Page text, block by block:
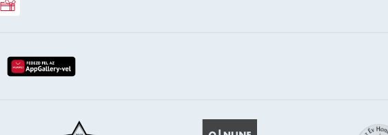
Rossmann ajándékkártya
rölaz app-store-bólletöltés huawei app-galery-böl